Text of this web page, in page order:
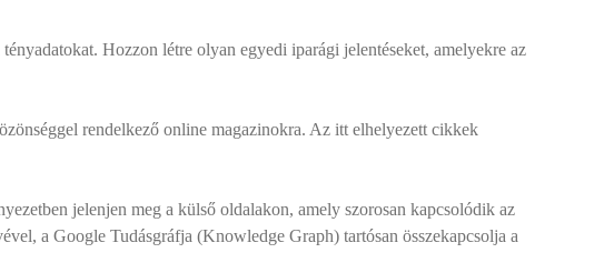
Hozzon létre olyan egyedi iparági jelentéseket, amelyekre az
rendelkező online magazinokra. Az itt elhelyezett cikkek
jelenjen meg a külső oldalakon, amely szorosan kapcsolódik az
a Google Tudásgráfja (Knowledge Graph) tartósan összekapcsolja a